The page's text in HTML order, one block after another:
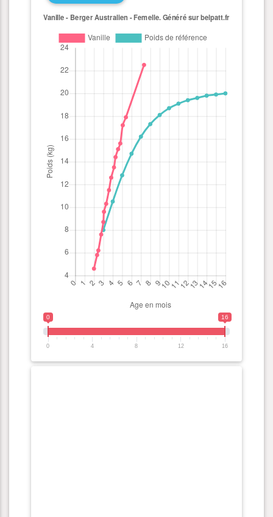
0 16
0 4 8 12 16